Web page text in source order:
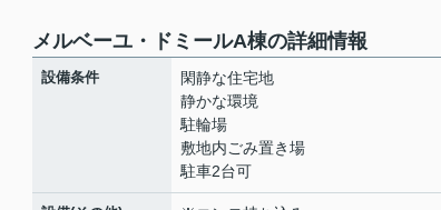
メルベーユ・ドミールA棟の詳細情報
設備条件
閑静な住宅地
静かな環境
駐輪場
敷地内ごみ置き場
駐車2台可